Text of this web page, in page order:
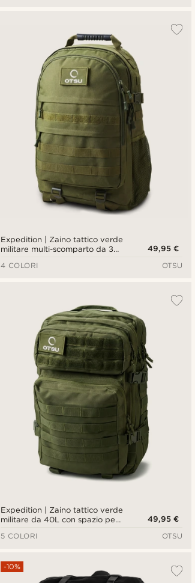
Expedition | Zaino tattico verde
militare multi-scomparto da 35L
49,95 €
4 COLORI
OTSU
Expedition | Zaino tattico verde
militare da 40L con spazio per
49,95 €
5 COLORI
OTSU
-10%